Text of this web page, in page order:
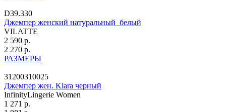
D39.330
Джемпер женский натуральный_белый
VILATTE
2 590 р.
2 270 р.
РАЗМЕРЫ
31200310025
Джемпер жен. Klara черный
InfinityLingerie Women
1 271 р.